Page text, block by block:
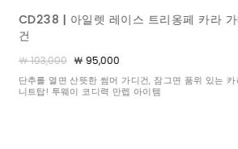
BL242 | 플레이 하트 도트 블라우스
￦ 90,000
포켓 속에 빼꼼 숨어있는 수줍은 하트 비딩이 볼수록 기
분 좋은 일상의 활력소가 되어주어요 :)